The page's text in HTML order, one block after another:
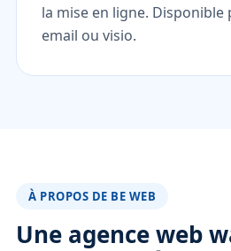
la mise en ligne. Disponible
email ou visio.
À PROPOS DE BE WEB
Une agence web